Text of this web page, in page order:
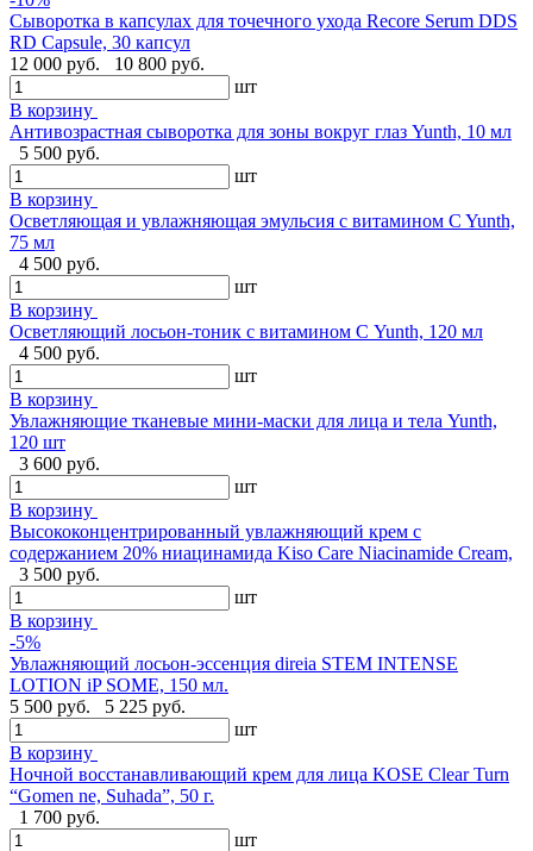
Сыворотка в капсулах для точечного ухода Recore Serum DDS
RD Capsule, 30 капсул
12 000 руб.
10 800 руб.
шт
В корзину
Антивозрастная сыворотка для зоны вокруг глаз Yunth, 10 мл
5 500 руб.
шт
В корзину
Осветляющая и увлажняющая эмульсия с витамином C Yunth,
75 мл
4 500 руб.
шт
В корзину
Осветляющий лосьон-тоник с витамином С Yunth, 120 мл
4 500 руб.
шт
В корзину
Увлажняющие тканевые мини-маски для лица и тела Yunth,
120 шт
3 600 руб.
шт
В корзину
Высококонцентрированный увлажняющий крем с
содержанием 20% ниацинамида Kiso Care Niacinamide Cream,
3 500 руб.
шт
В корзину
-5%
Увлажняющий лосьон-эссенция direia STEM INTENSE
LOTION iP SOME, 150 мл.
5 500 руб.
5 225 руб.
шт
В корзину
Ночной восстанавливающий крем для лица KOSE Clear Turn
“Gomen ne, Suhada”, 50 г.
1 700 руб.
шт